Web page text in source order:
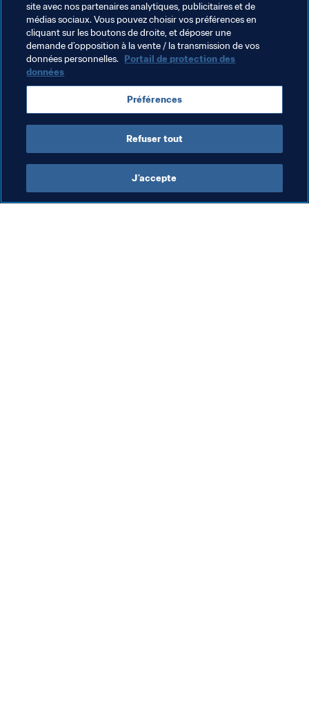
au football de jeunes et au football féminin.
Thèmes en lien
FIFA Forward Organisation Netherlands
UEFA Slovenia
site avec nos partenaires analytiques, publicitaires et de
médias sociaux. Vous pouvez choisir vos préférences en
cliquant sur les boutons de droite, et déposer une
demande d’opposition à la vente / la transmission de vos
données personnelles. Portail de protection des
données
Préférences
Refuser tout
J’accepte